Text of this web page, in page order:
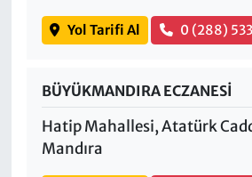
Yol Tarifi Al 0 (288)
BÜYÜKMANDIRA ECZANESİ
Hatip Mahallesi, Atatürk
Mandıra